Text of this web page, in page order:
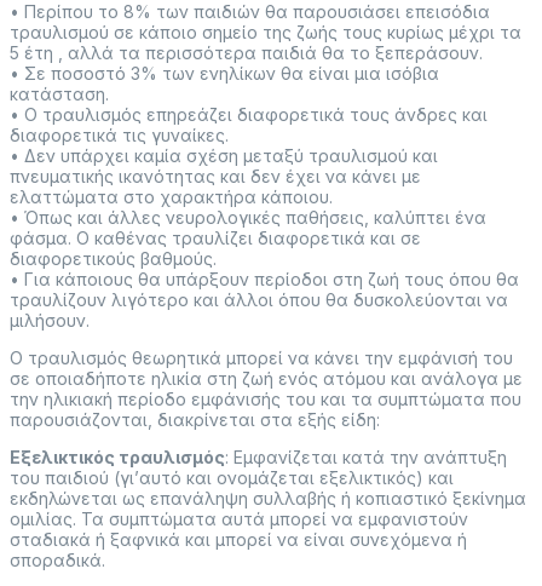
• Περίπου το 8% των παιδιών θα παρουσιάσει επεισόδια
τραυλισμού σε κάποιο σημείο της ζωής τους κυρίως μέχρι τα
5 έτη , αλλά τα περισσότερα παιδιά θα το ξεπεράσουν.
• Σε ποσοστό 3% των ενηλίκων θα είναι μια ισόβια
κατάσταση.
• Ο τραυλισμός επηρεάζει διαφορετικά τους άνδρες και
διαφορετικά τις γυναίκες.
• Δεν υπάρχει καμία σχέση μεταξύ τραυλισμού και
πνευματικής ικανότητας και δεν έχει να κάνει με
ελαττώματα στο χαρακτήρα κάποιου.
• Όπως και άλλες νευρολογικές παθήσεις, καλύπτει ένα
φάσμα. Ο καθένας τραυλίζει διαφορετικά και σε
διαφορετικούς βαθμούς.
• Για κάποιους θα υπάρξουν περίοδοι στη ζωή τους όπου θα
τραυλίζουν λιγότερο και άλλοι όπου θα δυσκολεύονται να
μιλήσουν.
O τραυλισμός θεωρητικά μπορεί να κάνει την εμφάνισή του
σε οποιαδήποτε ηλικία στη ζωή ενός ατόμου και ανάλογα με
την ηλικιακή περίοδο εμφάνισής του και τα συμπτώματα που
παρουσιάζονται, διακρίνεται στα εξής είδη:
Εξελικτικός τραυλισμός: Εμφανίζεται κατά την ανάπτυξη
του παιδιού (γι’αυτό και ονομάζεται εξελικτικός) και
εκδηλώνεται ως επανάληψη συλλαβής ή κοπιαστικό ξεκίνημα
ομιλίας. Τα συμπτώματα αυτά μπορεί να εμφανιστούν
σταδιακά ή ξαφνικά και μπορεί να είναι συνεχόμενα ή
σποραδικά.